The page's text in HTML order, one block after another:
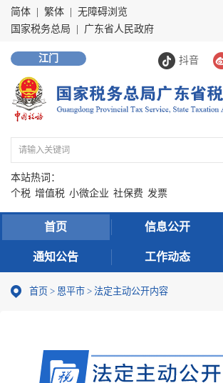
简体 繁体
无障碍浏览
国家税务总局
广东省人民政府
抖音
江门
本站热词：
个税 增值税 小微企业 社保费 发票
首页 信息公开
通知公告 工作动态
首页 > 恩平市 > 法定主动公开内容